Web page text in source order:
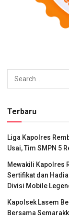
Terbaru
Liga Kapolres
Usai, Tim SMPN 5
Mewakili Kapolres
Sertifikat dan
Divisi Mobile
Kapolsek Lasem
Bersama